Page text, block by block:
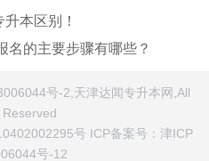
本区别！
名的主要步骤有哪些？
号-2,天津达闻专升本网,All
Reserved
号 ICP备案号： 津ICP
号-12